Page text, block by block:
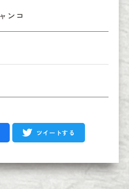
ンコ
ツイートする